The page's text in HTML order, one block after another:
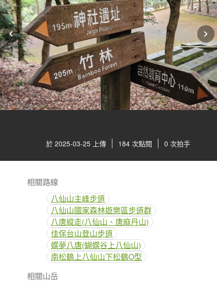
於 2025-03-25 上傳 184 次點閱 0 次拍手
相關路線
八仙山主峰步道
八仙山國家森林遊樂區步道群
八唐縱走(八仙山、唐麻丹山)
佳保台山登山步道
蝶夢八唐(蝴蝶谷上八仙山)
南松鶴上八仙山下松鶴O型
相關山岳